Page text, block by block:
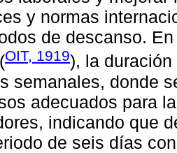
y normas
de descanso.
OIT, 1919), la
semanales, donde
adecuados para
indicando que
de seis días